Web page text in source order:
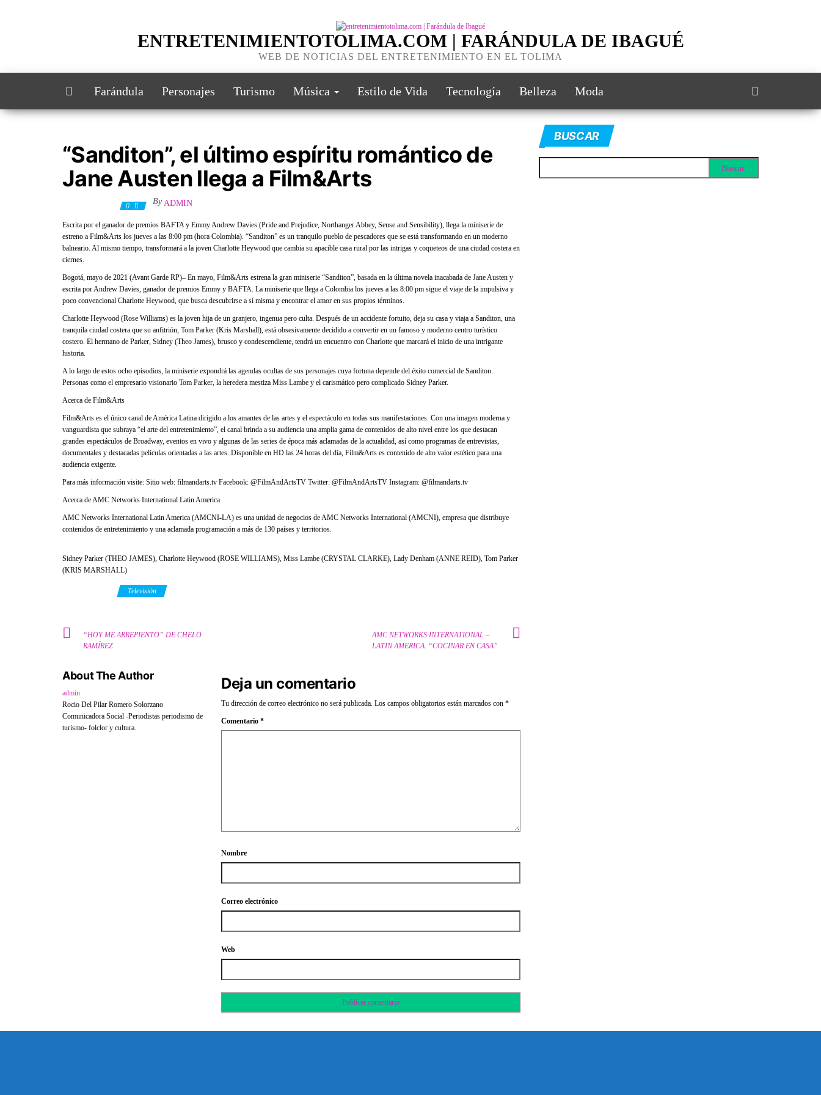
ENTRETENIMIENTOTOLIMA.COM | FARÁNDULA DE IBAGUÉ
WEB DE NOTICIAS DEL ENTRETENIMIENTO EN EL TOLIMA
Farándula Personajes Turismo Música Estilo de Vida Tecnología Belleza Moda
“Sanditon”, el último espíritu romántico de
Jane Austen llega a Film&Arts
0 By ADMIN
Escrita por el ganador de premios BAFTA y Emmy Andrew Davies (Pride and Prejudice, Northanger Abbey, Sense and Sensibility), llega la miniserie de
estreno a Film&Arts los jueves a las 8:00 pm (hora Colombia). “Sanditon” es un tranquilo pueblo de pescadores que se está transformando en un moderno
balneario. Al mismo tiempo, transformará a la joven Charlotte Heywood que cambia su apacible casa rural por las intrigas y coqueteos de una ciudad costera en
ciernes.
Bogotá, mayo de 2021 (Avant Garde RP)– En mayo, Film&Arts estrena la gran miniserie “Sanditon”, basada en la última novela inacabada de Jane Austen y
escrita por Andrew Davies, ganador de premios Emmy y BAFTA. La miniserie que llega a Colombia los jueves a las 8:00 pm sigue el viaje de la impulsiva y
poco convencional Charlotte Heywood, que busca descubrirse a sí misma y encontrar el amor en sus propios términos.
Charlotte Heywood (Rose Williams) es la joven hija de un granjero, ingenua pero culta. Después de un accidente fortuito, deja su casa y viaja a Sanditon, una
tranquila ciudad costera que su anfitrión, Tom Parker (Kris Marshall), está obsesivamente decidido a convertir en un famoso y moderno centro turístico
costero. El hermano de Parker, Sidney (Theo James), brusco y condescendiente, tendrá un encuentro con Charlotte que marcará el inicio de una intrigante
historia.
A lo largo de estos ocho episodios, la miniserie expondrá las agendas ocultas de sus personajes cuya fortuna depende del éxito comercial de Sanditon.
Personas como el empresario visionario Tom Parker, la heredera mestiza Miss Lambe y el carismático pero complicado Sidney Parker.
Acerca de Film&Arts
Film&Arts es el único canal de América Latina dirigido a los amantes de las artes y el espectáculo en todas sus manifestaciones. Con una imagen moderna y
vanguardista que subraya “el arte del entretenimiento”, el canal brinda a su audiencia una amplia gama de contenidos de alto nivel entre los que destacan
grandes espectáculos de Broadway, eventos en vivo y algunas de las series de época más aclamadas de la actualidad, así como programas de entrevistas,
documentales y destacadas películas orientadas a las artes. Disponible en HD las 24 horas del día, Film&Arts es contenido de alto valor estético para una
audiencia exigente.
Para más información visite: Sitio web: filmandarts.tv Facebook: @FilmAndArtsTV Twitter: @FilmAndArtsTV Instagram: @filmandarts.tv
Acerca de AMC Networks International Latin America
AMC Networks International Latin America (AMCNI-LA) es una unidad de negocios de AMC Networks International (AMCNI), empresa que distribuye
contenidos de entretenimiento y una aclamada programación a más de 130 países y territorios.
Sidney Parker (THEO JAMES), Charlotte Heywood (ROSE WILLIAMS), Miss Lambe (CRYSTAL CLARKE), Lady Denham (ANNE REID), Tom Parker
(KRIS MARSHALL)
Televisión
“HOY ME ARREPIENTO” DE CHELO
RAMÍREZ
AMC NETWORKS INTERNATIONAL –
LATIN AMERICA. “COCINAR EN CASA”
About The Author
admin
Rocio Del Pilar Romero Solorzano
Comunicadora Social -Periodistas periodismo de
turismo- folclor y cultura.
Deja un comentario
Tu dirección de correo electrónico no será publicada. Los campos obligatorios están marcados con *
Comentario *
Nombre
Correo electrónico
Web
BUSCAR